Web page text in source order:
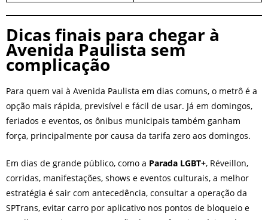
Dicas finais para chegar à
Avenida Paulista sem
complicação
Para quem vai à Avenida Paulista em dias comuns, o metrô é a
opção mais rápida, previsível e fácil de usar. Já em domingos,
feriados e eventos, os ônibus municipais também ganham
força, principalmente por causa da tarifa zero aos domingos.
Em dias de grande público, como a Parada LGBT+, Réveillon,
corridas, manifestações, shows e eventos culturais, a melhor
estratégia é sair com antecedência, consultar a operação da
SPTrans, evitar carro por aplicativo nos pontos de bloqueio e